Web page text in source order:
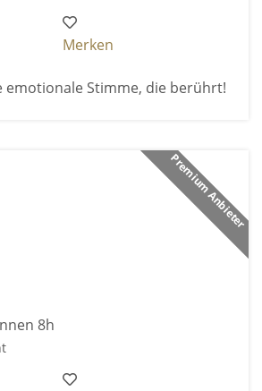
Merken
emotionale Stimme, die berührt!
Premium Anbieter
8h